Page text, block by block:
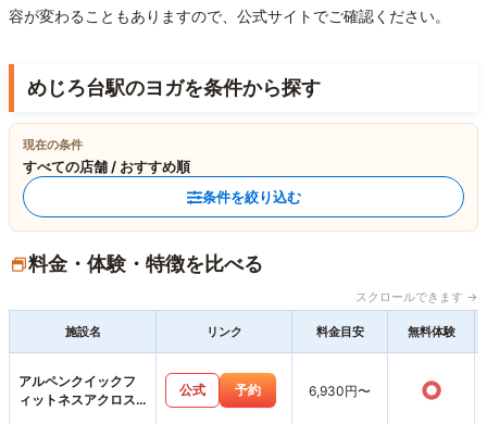
容が変わることもありますので、公式サイトでご確認ください。
めじろ台駅のヨガを条件から探す
現在の条件
すべての店舗 / おすすめ順
条件を絞り込む
料金・体験・特徴を比べる
スクロールできます →
施設名 リンク 料金目安 無料体験
アルペンクイックフ
ィットネスアクロス
公式 予約 6,930円〜 ○